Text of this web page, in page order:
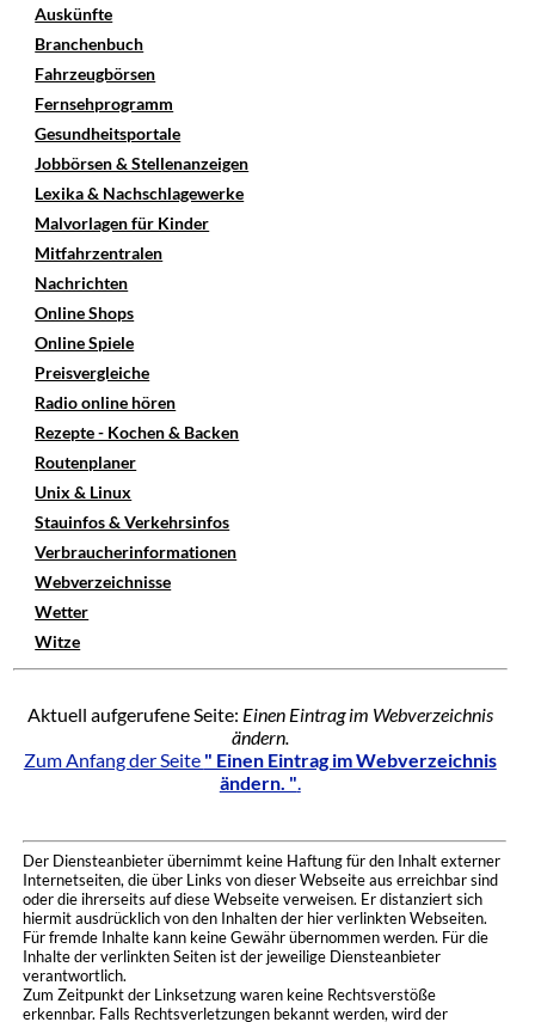
Auskünfte
Branchenbuch
Fahrzeugbörsen
Fernsehprogramm
Gesundheitsportale
Jobbörsen & Stellenanzeigen
Lexika & Nachschlagewerke
Malvorlagen für Kinder
Mitfahrzentralen
Nachrichten
Online Shops
Online Spiele
Preisvergleiche
Radio online hören
Rezepte - Kochen & Backen
Routenplaner
Unix & Linux
Stauinfos & Verkehrsinfos
Verbraucherinformationen
Webverzeichnisse
Wetter
Witze
Aktuell aufgerufene Seite: Einen Eintrag im Webverzeichnis
ändern.
Zum Anfang der Seite " Einen Eintrag im Webverzeichnis
ändern. ".
Der Diensteanbieter übernimmt keine Haftung für den Inhalt externer
Internetseiten, die über Links von dieser Webseite aus erreichbar sind
oder die ihrerseits auf diese Webseite verweisen. Er distanziert sich
hiermit ausdrücklich von den Inhalten der hier verlinkten Webseiten.
Für fremde Inhalte kann keine Gewähr übernommen werden. Für die
Inhalte der verlinkten Seiten ist der jeweilige Diensteanbieter
verantwortlich.
Zum Zeitpunkt der Linksetzung waren keine Rechtsverstöße
erkennbar. Falls Rechtsverletzungen bekannt werden, wird der